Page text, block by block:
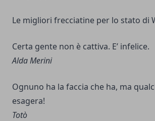
Le migliori frecciatine per lo stato di
Certa gente non è cattiva. E’ infelice.
Alda Merini
Ognuno ha la faccia che ha, ma
esagera!
Totò